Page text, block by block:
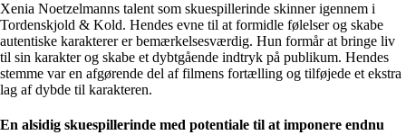
Xenia Noetzelmanns talent som skuespillerinde skinner igennem i
Tordenskjold & Kold. Hendes evne til at formidle følelser og skabe
autentiske karakterer er bemærkelsesværdig. Hun formår at bringe liv
til sin karakter og skabe et dybtgående indtryk på publikum. Hendes
stemme var en afgørende del af filmens fortælling og tilføjede et ekstra
lag af dybde til karakteren.
En alsidig skuespillerinde med potentiale til at imponere endnu